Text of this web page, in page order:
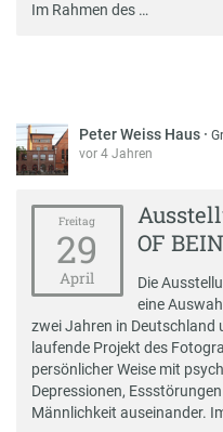
Im Rahmen des …
Peter Weiss Haus ·
vor 4 Jahren
Freitag
29
April
OF
Die
eine
zwei Jahren in Deutschland
laufende Projekt des
persönlicher Weise mit
Depressionen,
Männlichkeit auseinander.